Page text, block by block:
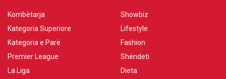
Kombëtarja
Kategoria Superiore
Kategoria e Parë
Premier League
La Liga
Showbiz
Lifestyle
Fashion
Shëndeti
Dieta